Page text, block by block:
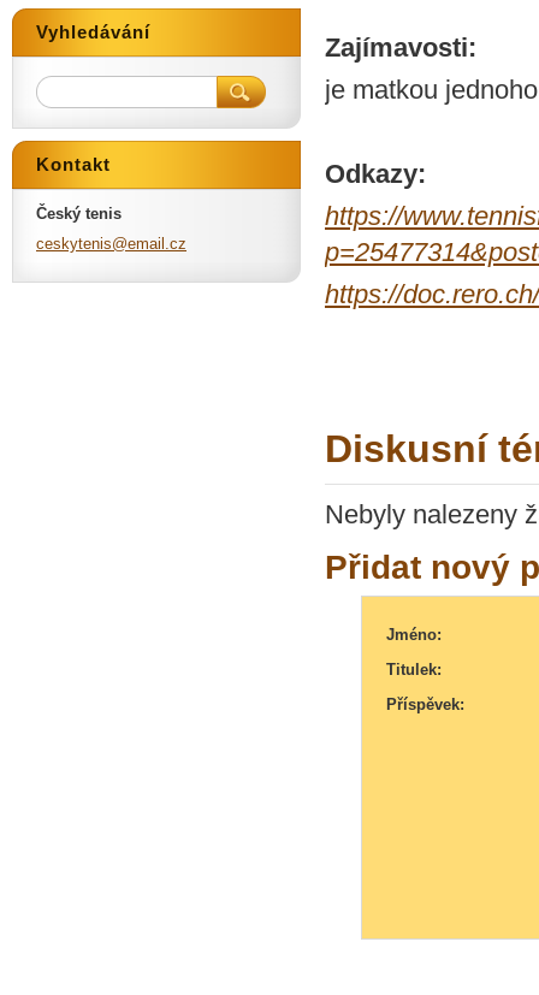
Zajímavosti:
je matkou
Odkazy:
https://
https://
Diskusní
Nebyly nalezeny
Přidat nový
Jméno:
Titulek:
Příspěvek:
Vyhledávání
Kontakt
Český tenis
ceskytenis@email .cz